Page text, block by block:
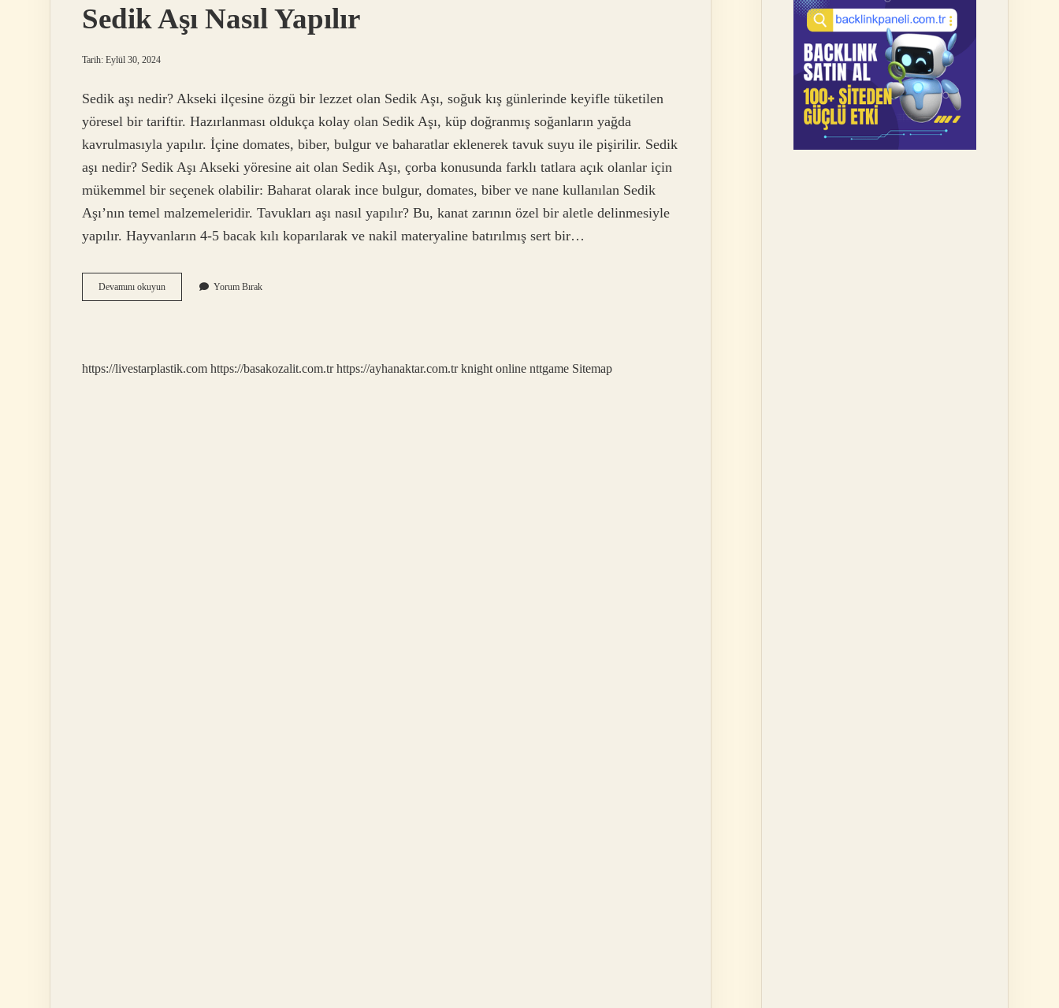
Sedik Aşı Nasıl Yapılır
Tarih: Eylül 30, 2024
Sedik aşı nedir? Akseki ilçesine özgü bir lezzet olan Sedik Aşı, soğuk kış günlerinde keyifle tüketilen
yöresel bir tariftir. Hazırlanması oldukça kolay olan Sedik Aşı, küp doğranmış soğanların yağda
kavrulmasıyla yapılır. İçine domates, biber, bulgur ve baharatlar eklenerek tavuk suyu ile pişirilir. Sedik
aşı nedir? Sedik Aşı Akseki yöresine ait olan Sedik Aşı, çorba konusunda farklı tatlara açık olanlar için
mükemmel bir seçenek olabilir: Baharat olarak ince bulgur, domates, biber ve nane kullanılan Sedik
Aşı’nın temel malzemeleridir. Tavukları aşı nasıl yapılır? Bu, kanat zarının özel bir aletle delinmesiyle
yapılır. Hayvanların 4-5 bacak kılı koparılarak ve nakil materyaline batırılmış sert bir…
Devamını okuyunSedik
Aşı
Yorum Bırak
https://livestarplastik.com https://basakozalit.com.tr https://ayhanaktar.com.tr knight online nttgame Sitemap